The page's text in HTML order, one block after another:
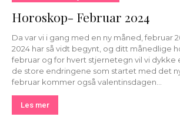
Horoskop- Februar 2024
Da var vi i gang med en ny måned, februar
2024 har så vidt begynt, og ditt månedlige
februar og for hvert stjernetegn vil vi dykke
de store endringene som startet med det
februar kommer også valentinsdagen...
Les mer